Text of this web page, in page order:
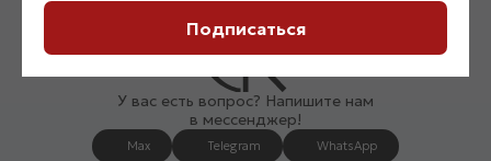
У вас есть вопрос? Напишите нам
в мессенджер!
Max Telegram WhatsApp
Подписаться